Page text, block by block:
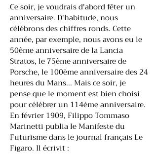
Ce soir, je voudrais d'abord fêter un
anniversaire. D'habitude, nous
célébrons des chiffres ronds. Cette
année, par exemple, nous avons eu le
50ème anniversaire de la Lancia
Stratos, le 75ème anniversaire de
Porsche, le 100ème anniversaire des 24
heures du Mans... Mais ce soir, je
pense que le moment est bien choisi
pour célébrer un 114ème anniversaire.
En février 1909, Filippo Tommaso
Marinetti publia le Manifeste du
Futurisme dans le journal français Le
Figaro. Il écrivit :